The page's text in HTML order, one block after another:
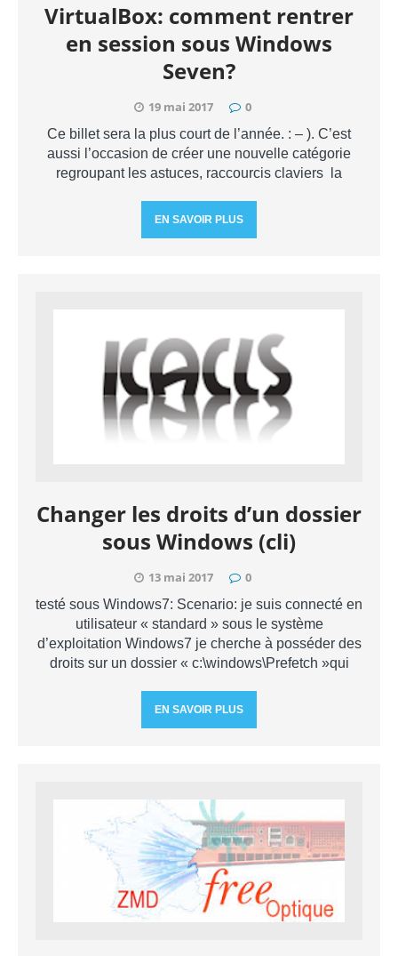
VirtualBox: comment rentrer
en session sous Windows
Seven?
19 mai 2017 0
Ce billet sera la plus court de l’année. : – ). C’est
aussi l’occasion de créer une nouvelle catégorie
regroupant les astuces, raccourcis claviers la
EN SAVOIR PLUS
Changer les droits d’un dossier
sous Windows (cli)
13 mai 2017 0
testé sous Windows7: Scenario: je suis connecté en
utilisateur « standard » sous le système
d’exploitation Windows7 je cherche à posséder des
droits sur un dossier « c:\windows\Prefetch »qui
EN SAVOIR PLUS